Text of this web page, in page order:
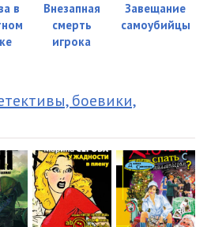
в
Внезапная
смерть
игрока
Завещание
самоубийцы
боевики,